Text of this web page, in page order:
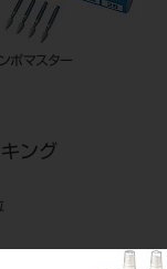
ポマスター
ング